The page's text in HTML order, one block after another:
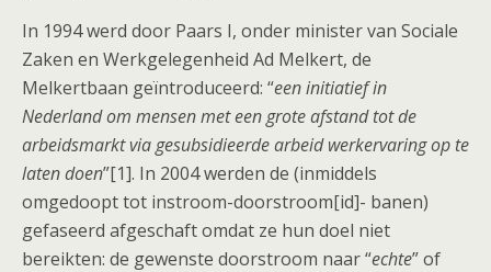
In 1994 werd door Paars I, onder minister van Sociale
Zaken en Werkgelegenheid Ad Melkert, de
Melkertbaan geïntroduceerd: “een initiatief in
Nederland om mensen met een grote afstand tot de
arbeidsmarkt via gesubsidieerde arbeid werkervaring op te
laten doen”[1]. In 2004 werden de (inmiddels
omgedoopt tot instroom-doorstroom[id]- banen)
gefaseerd afgeschaft omdat ze hun doel niet
bereikten: de gewenste doorstroom naar “echte” of